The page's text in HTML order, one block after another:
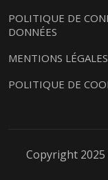
POLITIQUE DE
DONNÉES
MENTIONS LÉGALES
POLITIQUE DE
Copyright